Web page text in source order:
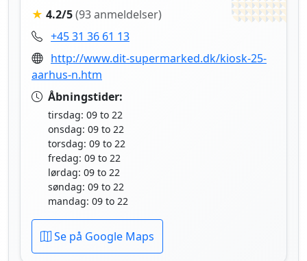
★ 4.2/5(93 anmeldelser)
+45 31 36 61 13
http://www.dit-supermarked.dk/kiosk-25-
aarhus-n.htm
Åbningstider:
tirsdag: 09 to 22
onsdag: 09 to 22
torsdag: 09 to 22
fredag: 09 to 22
lørdag: 09 to 22
søndag: 09 to 22
mandag: 09 to 22
Se på Google Maps